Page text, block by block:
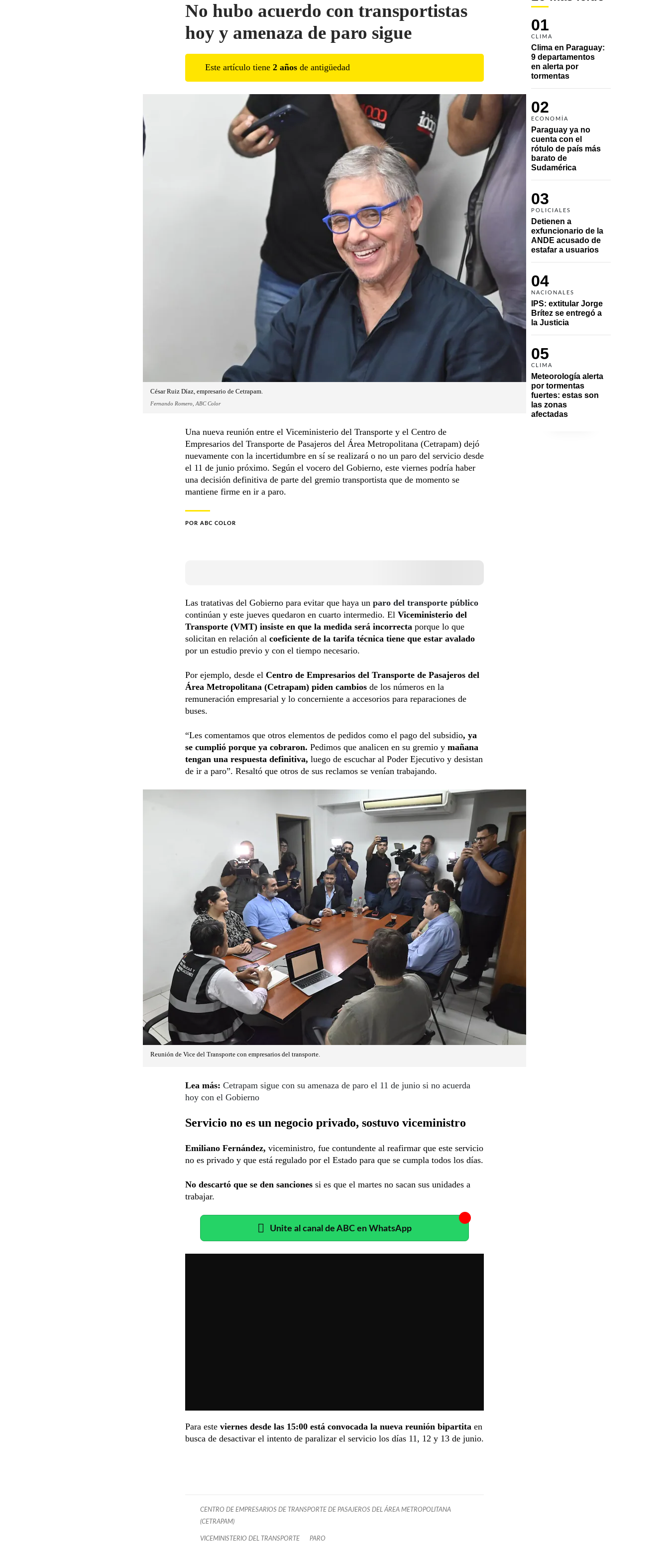
01
CLIMA
Clima en Paraguay:
9 departamentos
en alerta por
tormentas
02
ECONOMÍA
Paraguay ya no
cuenta con el
rótulo de país más
barato de
Sudamérica
03
POLICIALES
Detienen a
exfuncionario de la
ANDE acusado de
estafar a usuarios
04
NACIONALES
IPS: extitular Jorge
Brítez se entregó a
la Justicia
05
CLIMA
Meteorología alerta
por tormentas
fuertes: estas son
las zonas
afectadas
No hubo acuerdo con transportistas
hoy y amenaza de paro sigue
Este artículo tiene 2 años de antigüedad
César Ruiz Díaz, empresario de Cetrapam.
Fernando Romero, ABC Color
Una nueva reunión entre el Viceministerio del Transporte y el Centro de
Empresarios del Transporte de Pasajeros del Área Metropolitana (Cetrapam) dejó
nuevamente con la incertidumbre en sí se realizará o no un paro del servicio desde
el 11 de junio próximo. Según el vocero del Gobierno, este viernes podría haber
una decisión definitiva de parte del gremio transportista que de momento se
mantiene firme en ir a paro.
POR ABC COLOR
Las tratativas del Gobierno para evitar que haya un paro del transporte público
continúan y este jueves quedaron en cuarto intermedio. El Viceministerio del
Transporte (VMT) insiste en que la medida será incorrecta porque lo que
solicitan en relación al coeficiente de la tarifa técnica tiene que estar avalado
por un estudio previo y con el tiempo necesario.
Por ejemplo, desde el Centro de Empresarios del Transporte de Pasajeros del
Área Metropolitana (Cetrapam) piden cambios de los números en la
remuneración empresarial y lo concerniente a accesorios para reparaciones de
buses.
“Les comentamos que otros elementos de pedidos como el pago del subsidio, ya
se cumplió porque ya cobraron. Pedimos que analicen en su gremio y mañana
tengan una respuesta definitiva, luego de escuchar al Poder Ejecutivo y desistan
de ir a paro”. Resaltó que otros de sus reclamos se venían trabajando.
Reunión de Vice del Transporte con empresarios del transporte.
Lea más: Cetrapam sigue con su amenaza de paro el 11 de junio si no acuerda
hoy con el Gobierno
Servicio no es un negocio privado, sostuvo viceministro
Emiliano Fernández, viceministro, fue contundente al reafirmar que este servicio
no es privado y que está regulado por el Estado para que se cumpla todos los días.
No descartó que se den sanciones si es que el martes no sacan sus unidades a
trabajar.
Unite al canal de ABC en WhatsApp
Para este viernes desde las 15:00 está convocada la nueva reunión bipartita en
busca de desactivar el intento de paralizar el servicio los días 11, 12 y 13 de junio.
CENTRO DE EMPRESARIOS DE TRANSPORTE DE PASAJEROS DEL ÁREA METROPOLITANA
(CETRAPAM)
VICEMINISTERIO DEL TRANSPORTE PARO